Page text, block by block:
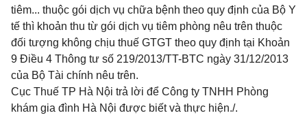
tiêm... thuộc gói dịch vụ chữa bệnh theo quy định của Bộ Y
tế thì khoản thu từ gói dịch vụ tiêm phòng nêu trên thuộc
đối tượng không chịu thuế GTGT theo quy định tại Khoản
9 Điều 4 Thông tư số 219/2013/TT-BTC ngày 31/12/2013
của Bộ Tài chính nêu trên.
Cục Thuế TP Hà Nội trả lời để Công ty TNHH Phòng
khám gia đình Hà Nội được biết và thực hiện./.